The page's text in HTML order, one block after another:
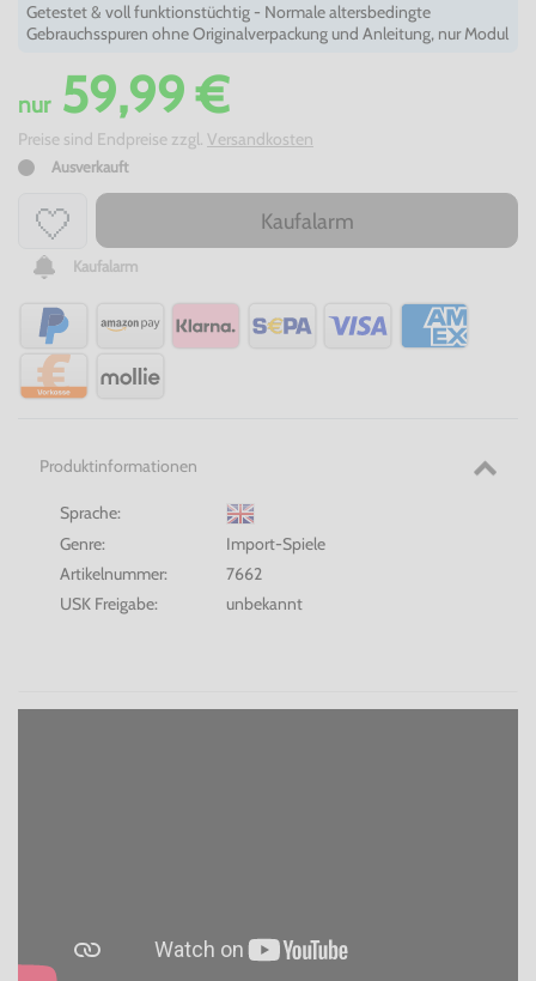
Getestet & voll funktionstüchtig - Normale altersbedingte
Gebrauchsspuren ohne Originalverpackung und Anleitung, nur Modul
nur59,99 €
Preise sind Endpreise zzgl. Versandkosten
Ausverkauft
Kaufalarm
Kaufalarm
Produktinformationen
Sprache:
Genre:
Import-Spiele
Artikelnummer:
7662
USK Freigabe:
unbekannt